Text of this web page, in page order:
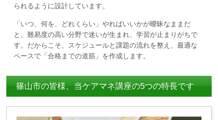
られるように設計しています。
「いつ、何を、どれくらい」やればいいかが曖昧なままだ
と、難易度の高い分野で迷いが生まれ、学習が止まりがちで
す。だからこそ、スケジュールと課題の流れを整え、最適な
ペースで「合格までの道筋」を作成します。
篠山市の皆様、当ケアマネ講座の5つの特長です